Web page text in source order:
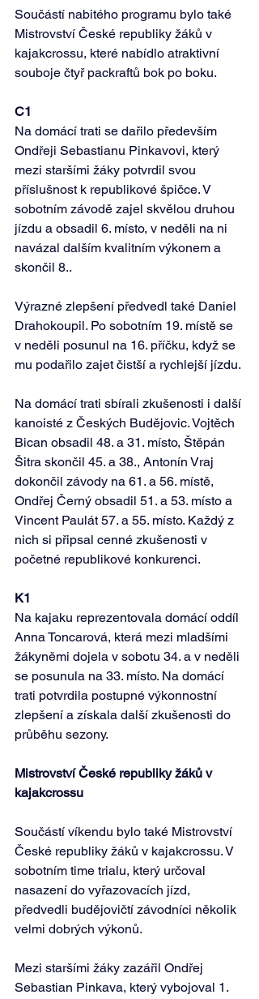
Součástí nabitého programu bylo také
Mistrovství České republiky žáků v
kajakcrossu, které nabídlo atraktivní
souboje čtyř packraftů bok po boku.
C1
Na domácí trati se dařilo především
Ondřeji Sebastianu Pinkavovi, který
mezi staršími žáky potvrdil svou
příslušnost k republikové špičce. V
sobotním závodě zajel skvělou druhou
jízdu a obsadil 6. místo, v neděli na ni
navázal dalším kvalitním výkonem a
skončil 8..
Výrazné zlepšení předvedl také Daniel
Drahokoupil. Po sobotním 19. místě se
v neděli posunul na 16. příčku, když se
mu podařilo zajet čistší a rychlejší jízdu.
Na domácí trati sbírali zkušenosti i další
kanoisté z Českých Budějovic. Vojtěch
Bican obsadil 48. a 31. místo, Štěpán
Šitra skončil 45. a 38., Antonín Vraj
dokončil závody na 61. a 56. místě,
Ondřej Černý obsadil 51. a 53. místo a
Vincent Paulát 57. a 55. místo. Každý z
nich si připsal cenné zkušenosti v
početné republikové konkurenci.
K1
Na kajaku reprezentovala domácí oddíl
Anna Toncarová, která mezi mladšími
žákyněmi dojela v sobotu 34. a v neděli
se posunula na 33. místo. Na domácí
trati potvrdila postupné výkonnostní
zlepšení a získala další zkušenosti do
průběhu sezony.
Mistrovství České republiky žáků v
kajakcrossu
Součástí víkendu bylo také Mistrovství
České republiky žáků v kajakcrossu. V
sobotním time trialu, který určoval
nasazení do vyřazovacích jízd,
předvedli budějovičtí závodníci několik
velmi dobrých výkonů.
Mezi staršími žáky zazářil Ondřej
Sebastian Pinkava, který vybojoval 1.